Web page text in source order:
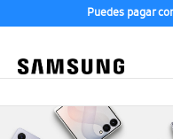
Puedes pagar